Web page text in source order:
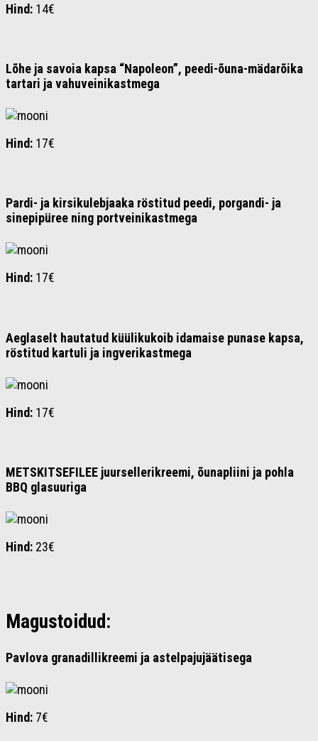
Hind: 14€
Lõhe ja savoia kapsa “Napoleon”, peedi-õuna-mädarõika
tartari ja vahuveinikastmega
Hind: 17€
Pardi- ja kirsikulebjaaka röstitud peedi, porgandi- ja
sinepipüree ning portveinikastmega
Hind: 17€
Aeglaselt hautatud küülikukoib idamaise punase kapsa,
röstitud kartuli ja ingverikastmega
Hind: 17€
METSKITSEFILEE juursellerikreemi, õunapliini ja pohla
BBQ glasuuriga
Hind: 23€
Magustoidud:
Pavlova granadillikreemi ja astelpajujäätisega
Hind: 7€